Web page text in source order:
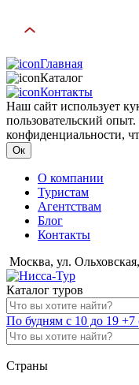
Главная
Каталог
Контакты
Наш сайт использует
пользовательский
конфиденциальности,
Ок
О компании
Туристам
Агентствам
Блог
Контакты
Москва, ул.
Каталог туров
По будням с 10 до 19 +7
Страны